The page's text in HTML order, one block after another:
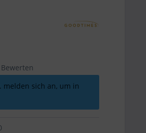
Bewerten
melden sich an, um in